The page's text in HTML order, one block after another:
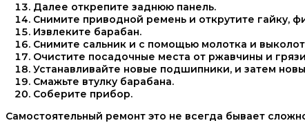
Далее открепите заднюю панель.
Снимите приводной ремень и открутите гайку,
Извлеките барабан.
Снимите сальник и с помощью молотка и
Очистите посадочные места от ржавчины и
Устанавливайте новые подшипники, и затем
Смажьте втулку барабана.
Соберите прибор.
Самостоятельный ремонт это не всегда бывает